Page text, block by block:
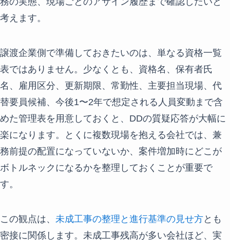
考えます。
譲渡企業側で準備しておきたいのは、単なる資格一覧
表ではありません。少なくとも、資格名、保有者氏
名、雇用区分、更新期限、常勤性、主要担当現場、代
替要員候補、今後1〜2年で想定される人員変動まで含
めた管理表を用意しておくと、DDの質疑応答が大幅に
楽になります。とくに複数現場を抱える会社では、兼
務前提の配置になっていないか、案件増加時にどこが
ボトルネックになるかを整理しておくことが重要で
す。
この観点は、 未成工事の整理と進行基準の見せ方とも
密接に関係します。未成工事残高が多い会社ほど、実